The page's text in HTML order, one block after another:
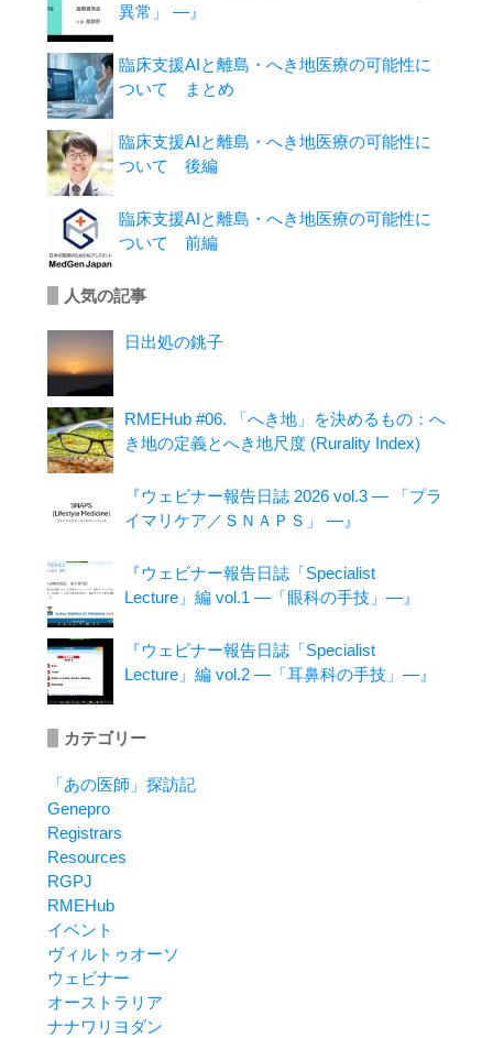
異常」 ―』
臨床支援AIと離島・へき地医療の可能性に
ついて まとめ
臨床支援AIと離島・へき地医療の可能性に
ついて 後編
臨床支援AIと離島・へき地医療の可能性に
ついて 前編
人気の記事
日出処の銚子
RMEHub #06. 「へき地」を決めるもの：へ
き地の定義とへき地尺度 (Rurality Index)
『ウェビナー報告日誌 2026 vol.3 ― 「プラ
イマリケア／ＳＮＡＰＳ」 ―』
『ウェビナー報告日誌「Specialist
Lecture」編 vol.1 ―「眼科の手技」―』
『ウェビナー報告日誌「Specialist
Lecture」編 vol.2 ―「耳鼻科の手技」―』
カテゴリー
「あの医師」探訪記
Genepro
Registrars
Resources
RGPJ
RMEHub
イベント
ヴィルトゥオーソ
ウェビナー
オーストラリア
ナナワリヨダン